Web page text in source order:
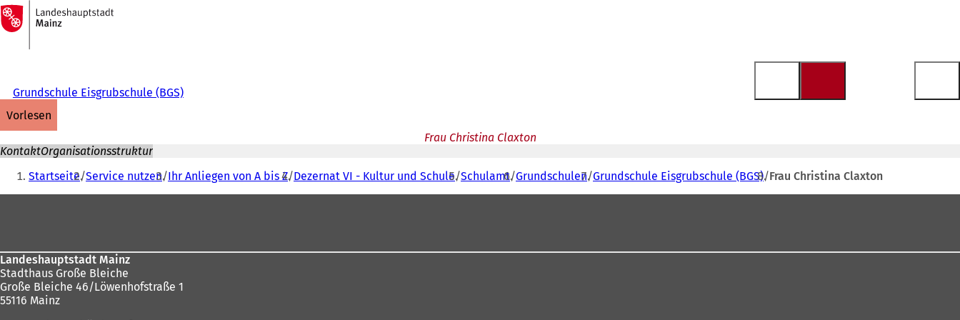
Inhalt anspringen
Zur
Startseite
Grundschule Eisgrubschule (BGS)
vorlesen
Frau Christina Claxton
KontaktOrganisationsstruktur
Sie
befinden
Startseite Service nutzen Ihr Anliegen von A bis Z Dezernat VI - Kultur und Schule Schulamt Grundschulen Grundschule Eisgrubschule (BGS) Frau Christina Claxton
Landeshauptstadt Mainz
Stadthaus Große Bleiche
Große Bleiche 46/Löwenhofstraße 1
55116 Mainz